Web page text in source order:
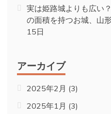
実は姫路城よりも広い
の面積を持つお城、山
15日
アーカイブ
2025年2月 (3)
2025年1月 (3)